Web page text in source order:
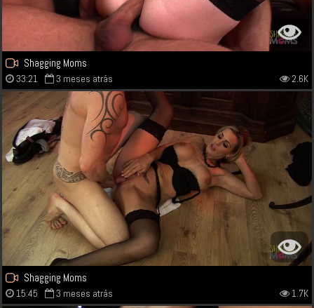
Shagging Moms
33:21 3 meses atrás 2.6K
Shagging Moms
15:45 3 meses atrás 1.7K